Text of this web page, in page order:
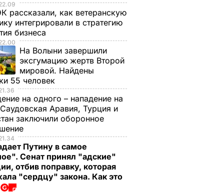
рассказали, как ветеранскую
интегрировали в стратегию
бизнеса
На Волыни завершили
эксгумацию жертв Второй
мировой. Найдены
55 человек
на одного – нападение на
Аравия, Турция и
заключили оборонное
Путину в самое
Сенат принял "адские"
отбив поправку, которая
"сердцу" закона. Как это